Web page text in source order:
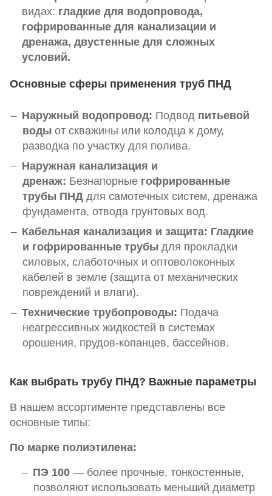
видах: гладкие для водопровода,
гофрированные для канализации и
дренажа, двустенные для сложных
условий.
Основные сферы применения труб ПНД
Наружный водопровод: Подвод питьевой
воды от скважины или колодца к дому,
разводка по участку для полива.
Наружная канализация и
дренаж: Безнапорные гофрированные
трубы ПНД для самотечных систем, дренажа
фундамента, отвода грунтовых вод.
Кабельная канализация и защита: Гладкие
и гофрированные трубы для прокладки
силовых, слаботочных и оптоволоконных
кабелей в земле (защита от механических
повреждений и влаги).
Технические трубопроводы: Подача
неагрессивных жидкостей в системах
орошения, прудов-копанцев, бассейнов.
Как выбрать трубу ПНД? Важные параметры
В нашем ассортименте представлены все
основные типы:
По марке полиэтилена:
ПЭ 100 — более прочные, тонкостенные,
позволяют использовать меньший диаметр